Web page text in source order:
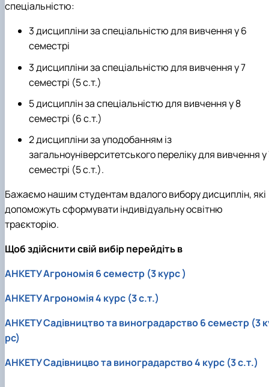
Кафедра рослинництва
Кафедра технології зберігання, переробки та
стандартизації продукції рослинницт…
Колегіальні органи
Рада роботодавців агробіологічного
Рада аспірантів агробіологічного
факультету
агробіологічного факультету
Рада молодих вчених НДІ рослинництва та
ґрунтознавства агробіологічного факульт…
спеціальністю:
3 дисципліни за спеціальністю для вивчення у 6
семестрі
3 дисципліни за спеціальністю для вивчення у 7
семестрі (5 с.т.)
5 дисциплін за спеціальністю для вивчення у 8
семестрі (6 с.т.)
2 дисципліни за уподобанням із
загальноуніверситетського переліку для вивчення у
семестрі (5 с.т.).
Бажаємо нашим студентам вдалого вибору дисциплін, які
допоможуть сформувати індивідуальну освітню
траєкторію.
Щоб здійснити свій вибір перейдіть в
АНКЕТУ Агрономія 6 семестр (3 курс )
АНКЕТУ Агрономія 4 курс (3 с.т.)
АНКЕТУ Садівництво та виноградарство 6 семестр (3
рс)
АНКЕТУ Садівницво та виноградарство 4 курс (3 с.т.)